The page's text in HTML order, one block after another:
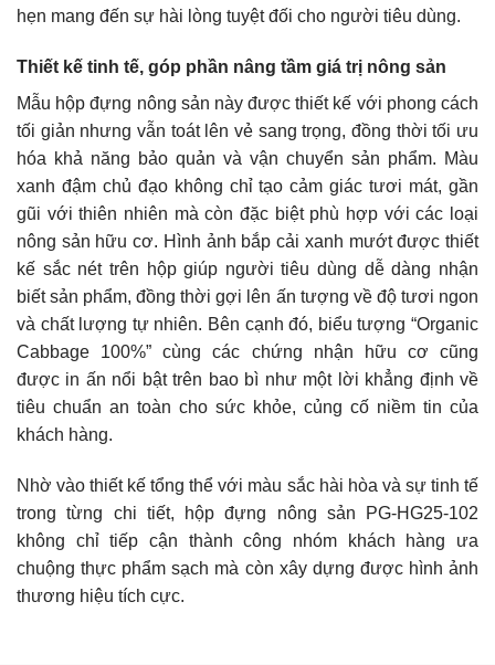
hẹn mang đến sự hài lòng tuyệt đối cho người tiêu dùng.
Thiết kế tinh tế, góp phần nâng tầm giá trị nông sản
Mẫu hộp đựng nông sản này được thiết kế với phong cách
tối giản nhưng vẫn toát lên vẻ sang trọng, đồng thời tối ưu
hóa khả năng bảo quản và vận chuyển sản phẩm. Màu
xanh đậm chủ đạo không chỉ tạo cảm giác tươi mát, gần
gũi với thiên nhiên mà còn đặc biệt phù hợp với các loại
nông sản hữu cơ. Hình ảnh bắp cải xanh mướt được thiết
kế sắc nét trên hộp giúp người tiêu dùng dễ dàng nhận
biết sản phẩm, đồng thời gợi lên ấn tượng về độ tươi ngon
và chất lượng tự nhiên. Bên cạnh đó, biểu tượng “Organic
Cabbage 100%” cùng các chứng nhận hữu cơ cũng
được in ấn nổi bật trên bao bì như một lời khẳng định về
tiêu chuẩn an toàn cho sức khỏe, củng cố niềm tin của
khách hàng.
Nhờ vào thiết kế tổng thể với màu sắc hài hòa và sự tinh tế
trong từng chi tiết, hộp đựng nông sản PG-HG25-102
không chỉ tiếp cận thành công nhóm khách hàng ưa
chuộng thực phẩm sạch mà còn xây dựng được hình ảnh
thương hiệu tích cực.